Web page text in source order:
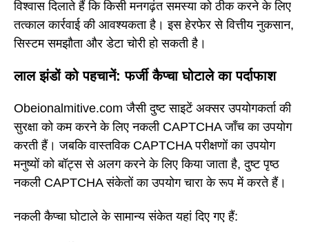
विश्वास दिलाते हैं कि किसी मनगढ़ंत समस्या को ठीक करने के लिए
तत्काल कार्रवाई की आवश्यकता है। इस हेरफेर से वित्तीय नुकसान,
सिस्टम समझौता और डेटा चोरी हो सकती है।
लाल झंडों को पहचानें: फर्जी कैप्चा घोटाले का पर्दाफाश
Obeionalmitive.com जैसी दुष्ट साइटें अक्सर उपयोगकर्ता की
सुरक्षा को कम करने के लिए नकली CAPTCHA जाँच का उपयोग
करती हैं। जबकि वास्तविक CAPTCHA परीक्षणों का उपयोग
मनुष्यों को बॉट्स से अलग करने के लिए किया जाता है, दुष्ट पृष्ठ
नकली CAPTCHA संकेतों का उपयोग चारा के रूप में करते हैं।
नकली कैप्चा घोटाले के सामान्य संकेत यहां दिए गए हैं: